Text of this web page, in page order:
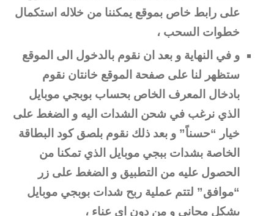
على رابط خاص بموقع يمكننا من خلاله استكمال
خطوات السحب ،
و في النهاية و بعد ان نقوم بالدخول الى الموقع
ستظهر لنا على صفحة الموقع خانتان نقوم
بادخال المعرف الخاص بحساب بوبجي موبايل
الذي نرغب في شحن الشدات اليه و الضغط على
خيار “حسناً” و بعد ذلك نقوم بلصق كود البطاقة
الخاصة بشدات ببجي موبايل الذي تمكنا من
الحصول عليه من التطبيق و الضغط على زر
“موافق” لتتم عملية ربح شدات بوبجي موبايل
بشكل مجاني و من دون اي عناء ،